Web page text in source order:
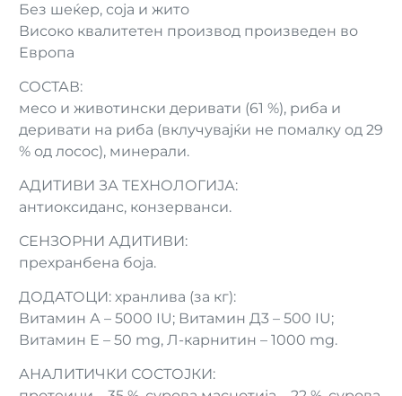
Без шеќер, соја и жито
Високо квалитетен производ произведен во
Европа
СОСТАВ:
месо и животински деривати (61 %), риба и
деривати на риба (вклучувајќи не помалку од 29
% од лосос), минерали.
АДИТИВИ ЗА ТЕХНОЛОГИЈА:
антиоксиданс, конзерванси.
СЕНЗОРНИ АДИТИВИ:
прехранбена боја.
ДОДАТОЦИ: хранлива (за кг):
Витамин А – 5000 IU; Витамин Д3 – 500 IU;
Витамин Е – 50 mg, Л-карнитин – 1000 mg.
АНАЛИТИЧКИ СОСТОЈКИ: